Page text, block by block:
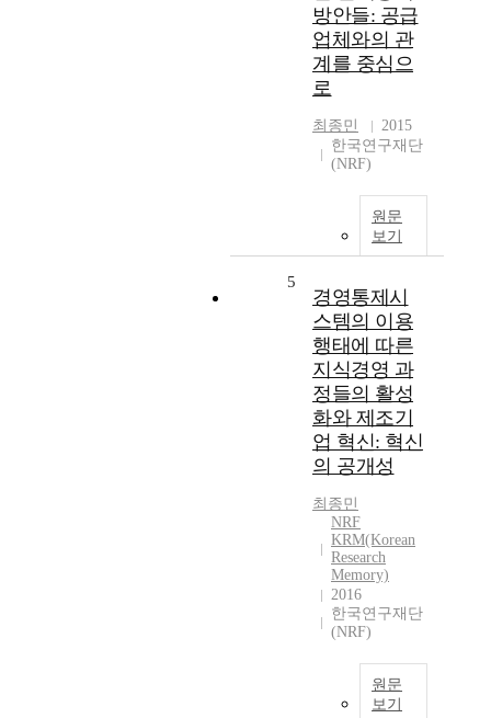
방안들: 공급
업체와의 관
계를 중심으
로
최종민
2015
한국연구재단
(NRF)
원문
보기
5
경영통제시
스템의 이용
행태에 따른
지식경영 과
정들의 활성
화와 제조기
업 혁신: 혁신
의 공개성
최종민
NRF
KRM(Korean
Research
Memory)
2016
한국연구재단
(NRF)
원문
보기